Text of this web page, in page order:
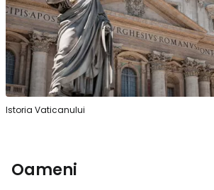
Istoria Vaticanului
Oameni